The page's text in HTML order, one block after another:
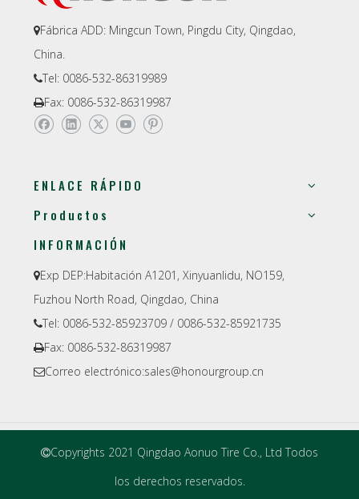
Fábrica ADD: Mingcun Town, Pingdu City, Qingdao,
China.
Tel: 0086-532-86319989
Fax: 0086-532-86319987
ENLACE RÁPIDO
Productos
INFORMACIÓN
Exp DEP:Habitación A1201, Xinyuanlidu, NO159,
Fuzhou North Road, Qingdao, China
Tel: 0086-532-85923709 / 0086-532-85921735
Fax: 0086-532-86319987
Correo electrónico:sales@honourgroup.cn
Copyrights 2021 Qingdao Aonuo Tire Co., Ltd Todos
los derechos reservados.